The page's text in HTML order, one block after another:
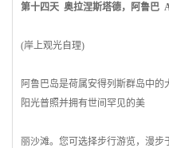
第十四天 奥拉涅斯塔德， 阿鲁巴
(岸上观光自理)
阿鲁巴岛是荷属安得列斯群岛中的
阳光普照并拥有世间罕见的美
丽沙滩。您可选择步行游览，漫